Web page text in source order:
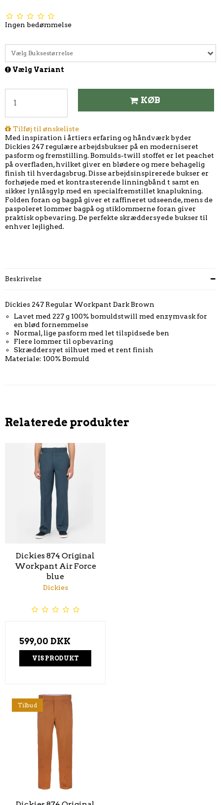
Ingen bedømmelse
Vælg Buksestørrelse
Vælg Variant
KØB
Tilføj til ønskeliste
Med inspiration i årtiers erfaring og håndværk byder
Dickies 247 regulære arbejdsbukser på en moderniseret
pasform og fremstilling. Bomulds-twill stoffet er let peachet
på overfladen, hvilket giver en blødere og mere behagelig
finish til hverdagsbrug. Disse arbejdsinspirerede bukser er
forhøjede med et kontrasterende linningbånd t samt en
sikker lynlåsgylp med en specialfremstillet knaplukning.
Folden foran og bagpå giver et raffineret udseende, mens de
paspoleret lommer bagpå og stiklommerne foran giver
praktisk opbevaring. De perfekte skræddersyede bukser til
enhver lejlighed.
Beskrivelse
Dickies 247 Regular Workpant Dark Brown
Lavet med 227 g 100% bomuldstwill med enzymvask for
en blød fornemmelse
Normal, lige pasform med let tilspidsede ben
Flere lommer til opbevaring
Skræddersyet silhuet med et rent finish
Materiale: 100% Bomuld
Relaterede produkter
Dickies 874 Original
Workpant Air Force
blue
Dickies
599,00 DKK
VIS PRODUKT
Tilbud